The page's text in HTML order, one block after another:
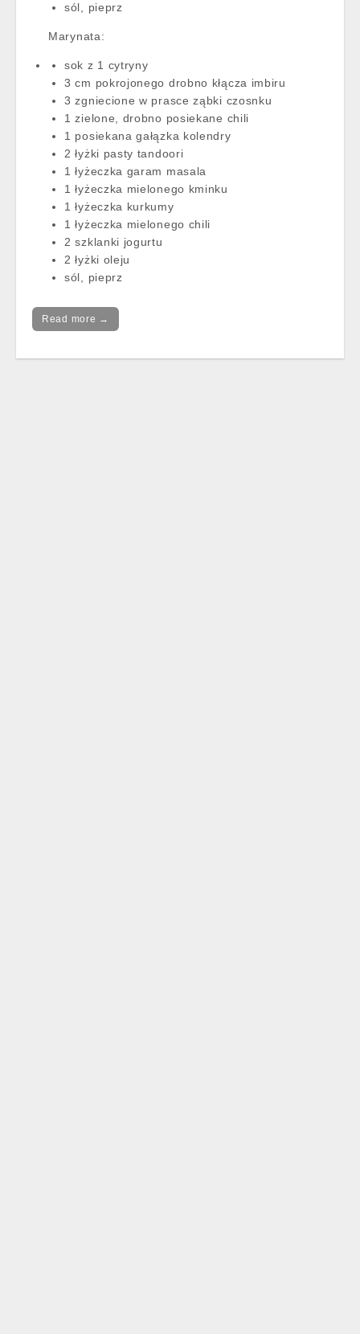
sól, pieprz
Marynata:
sok z 1 cytryny
3 cm pokrojonego drobno kłącza imbiru
3 zgniecione w prasce ząbki czosnku
1 zielone, drobno posiekane chili
1 posiekana gałązka kolendry
2 łyżki pasty tandoori
1 łyżeczka garam masala
1 łyżeczka mielonego kminku
1 łyżeczka kurkumy
1 łyżeczka mielonego chili
2 szklanki jogurtu
2 łyżki oleju
sól, pieprz
Read more →